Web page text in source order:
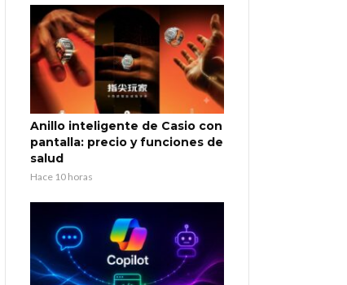
Anillo inteligente de Casio con
pantalla: precio y funciones de
salud
Hace 10 horas